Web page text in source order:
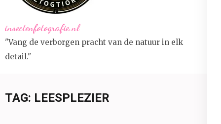
insectenfotografie.nl
"Vang de verborgen pracht van de natuur in elk
detail."
TAG: LEESPLEZIER